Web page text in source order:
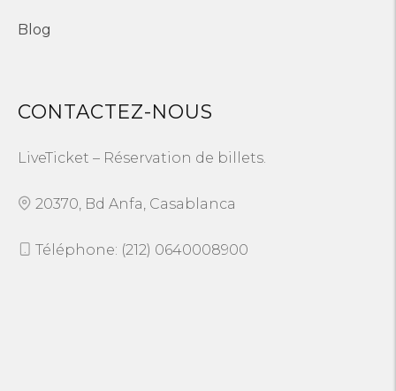
Blog
CONTACTEZ-NOUS
LiveTicket – Réservation de billets.
20370, Bd Anfa, Casablanca
Téléphone: (212) 0640008900